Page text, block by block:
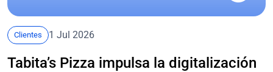
Clientes 1 Jul 2026
Tabita’s Pizza impulsa la digitalización